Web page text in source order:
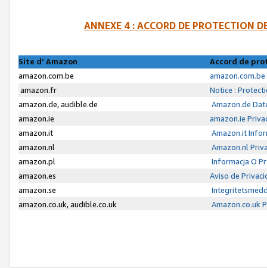
ANNEXE 4 : ACCORD DE PROTECTION
Site d’ Amazon
Accord de
amazon.com.be
amazon.fr
Notice :
amazon.de, audible.de
Amazon.de
amazon.ie
amazon.ie
amazon.it
Amazon.it
amazon.nl
Amazon.nl
amazon.pl
Informacja O
amazon.es
Aviso de
amazon.se
amazon.co.uk, audible.co.uk
Amazon.co.uk